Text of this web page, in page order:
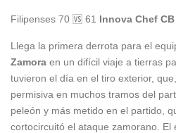
Filipenses 70 🆚 61 Innova Chef
Llega la primera derrota para el
Zamora en un difícil viaje a tierras
tuvieron el día en el tiro exterior,
permisiva en muchos tramos del
peleón y más metido en el partido,
cortocircuitó el ataque zamorano. El